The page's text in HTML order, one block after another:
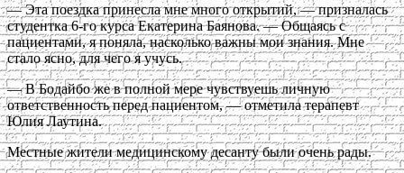
— Эта поездка принесла мне много открытий, — призналась
студентка 6-го курса Екатерина Баянова. — Общаясь с
пациентами, я поняла, насколько важны мои знания. Мне
стало ясно, для чего я учусь.
— В Бодайбо же в полной мере чувствуешь личную
ответственность перед пациентом, — отметила терапевт
Юлия Лаутина.
Местные жители медицинскому десанту были очень рады.